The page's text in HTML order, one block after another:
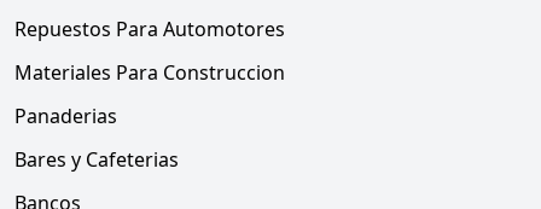
Repuestos Para Automotores
Materiales Para Construccion
Panaderias
Bares y Cafeterias
Bancos